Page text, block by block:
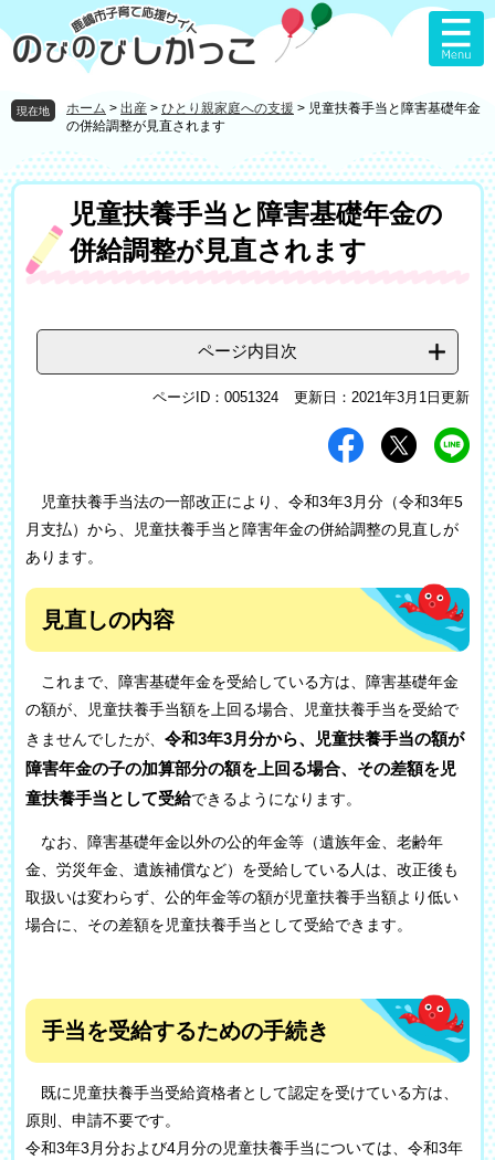
ー
ジ
先
頭
す
。
ニ
ュ
を
飛
し
て
本
文
へ
現在地 ホーム > 出産 > ひとり親家庭への支援 > 児童扶養手当と障害基礎年金
の併給調整が見直されます
児童扶養手当と障害基礎年金の
併給調整が見直されます
ページ内目次
ページID：0051324 更新日：2021年3月1日更新
児童扶養手当法の一部改正により、令和3年3月分（令和3年5
月支払）から、児童扶養手当と障害年金の併給調整の見直しが
あります。
見直しの内容
これまで、障害基礎年金を受給している方は、障害基礎年金
の額が、児童扶養手当額を上回る場合、児童扶養手当を受給で
きませんでしたが、 令和3年3月分から、児童扶養手当の額が
障害年金の子の加算部分の額を上回る場合、その差額を児
童扶養手当として受給できるようになります。
なお、障害基礎年金以外の公的年金等（遺族年金、老齢年
金、労災年金、遺族補償など）を受給している人は、改正後も
取扱いは変わらず、公的年金等の額が児童扶養手当額より低い
場合に、その差額を児童扶養手当として受給できます。
手当を受給するための手続き
既に児童扶養手当受給資格者として認定を受けている方は、
原則、申請不要です。
令和3年3月分および4月分の児童扶養手当については、令和3年